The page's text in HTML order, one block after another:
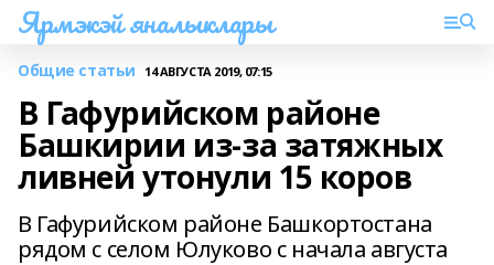
Ярмэкэй яналыклары
Общие статьи 14 АВГУСТА 2019, 07:15
В Гафурийском районе
Башкирии из-за затяжных
ливней утонули 15 коров
В Гафурийском районе Башкортостана
рядом с селом Юлуково с начала августа